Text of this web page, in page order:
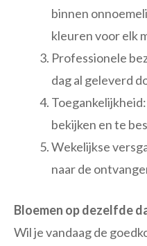
binnen
kleuren voor elk
Professionele
dag al geleverd
bekijken en te
Wekelijkse
naar de
Bloemen op dezelfde
Wil je vandaag de